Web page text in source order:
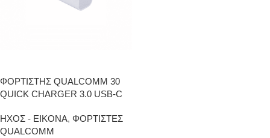
ΦΟΡΤΙΣΤΗΣ QUALCOMM 30
QUICK CHARGER 3.0 USB-C
ΗΧΟΣ - ΕΙΚΟΝΑ, ΦΟΡΤΙΣΤΕΣ
QUALCOMM